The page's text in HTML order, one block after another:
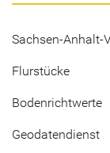
Sachsen-Anhalt-
Flurstücke
Bodenrichtwerte
Geodatendienst